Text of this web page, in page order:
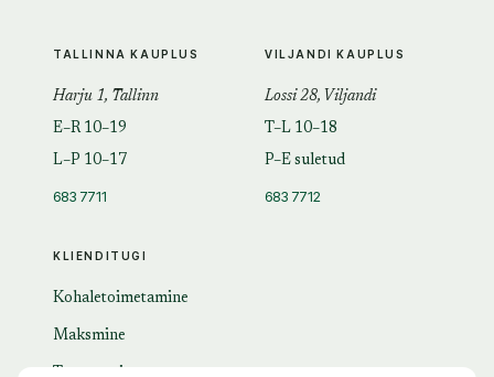
KLIENDITUGI
Kohaletoimetamine
Maksmine
TALLINNA KAUPLUS
Harju 1, Tallinn
E–R 10–19
L–P 10–17
683 7711
VILJANDI KAUPLUS
Lossi 28, Viljandi
T–L 10–18
P–E suletud
683 7712